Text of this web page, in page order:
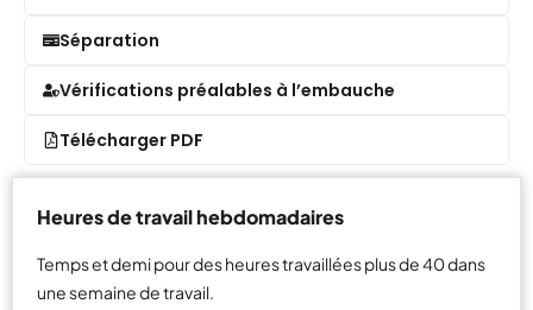
Séparation
Vérifications préalables à l’embauche
Télécharger PDF
Heures de travail hebdomadaires
Temps et demi pour des heures travaillées plus de 40 dans
une semaine de travail.